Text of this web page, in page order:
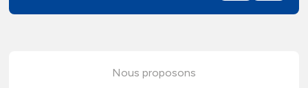
Nous proposons